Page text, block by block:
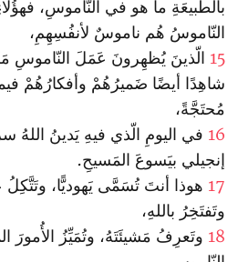
بالطَّبيعَةِ ما هو في النّاموسِ،
النّاموسُ هُم ناموسٌ لأنفُسِهِمِ،
15 الّذينَ يُظهِرونَ عَمَلَ النّاموسِ
شاهِدًا أيضًا ضَميرُهُمْ وأفكارُهُمْ
مُحتَجَّةً،
16 في اليومِ الّذي فيهِ يَدينُ
إنجيلي بيَسوعَ المَسيحِ.
17 هوذا أنتَ تُسَمَّى يَهوديًّا،
وتَفتَخِرُ باللهِ،
18 وتَعرِفُ مَشيئَتَهُ، وتُمَيِّزُ الأُمورَ